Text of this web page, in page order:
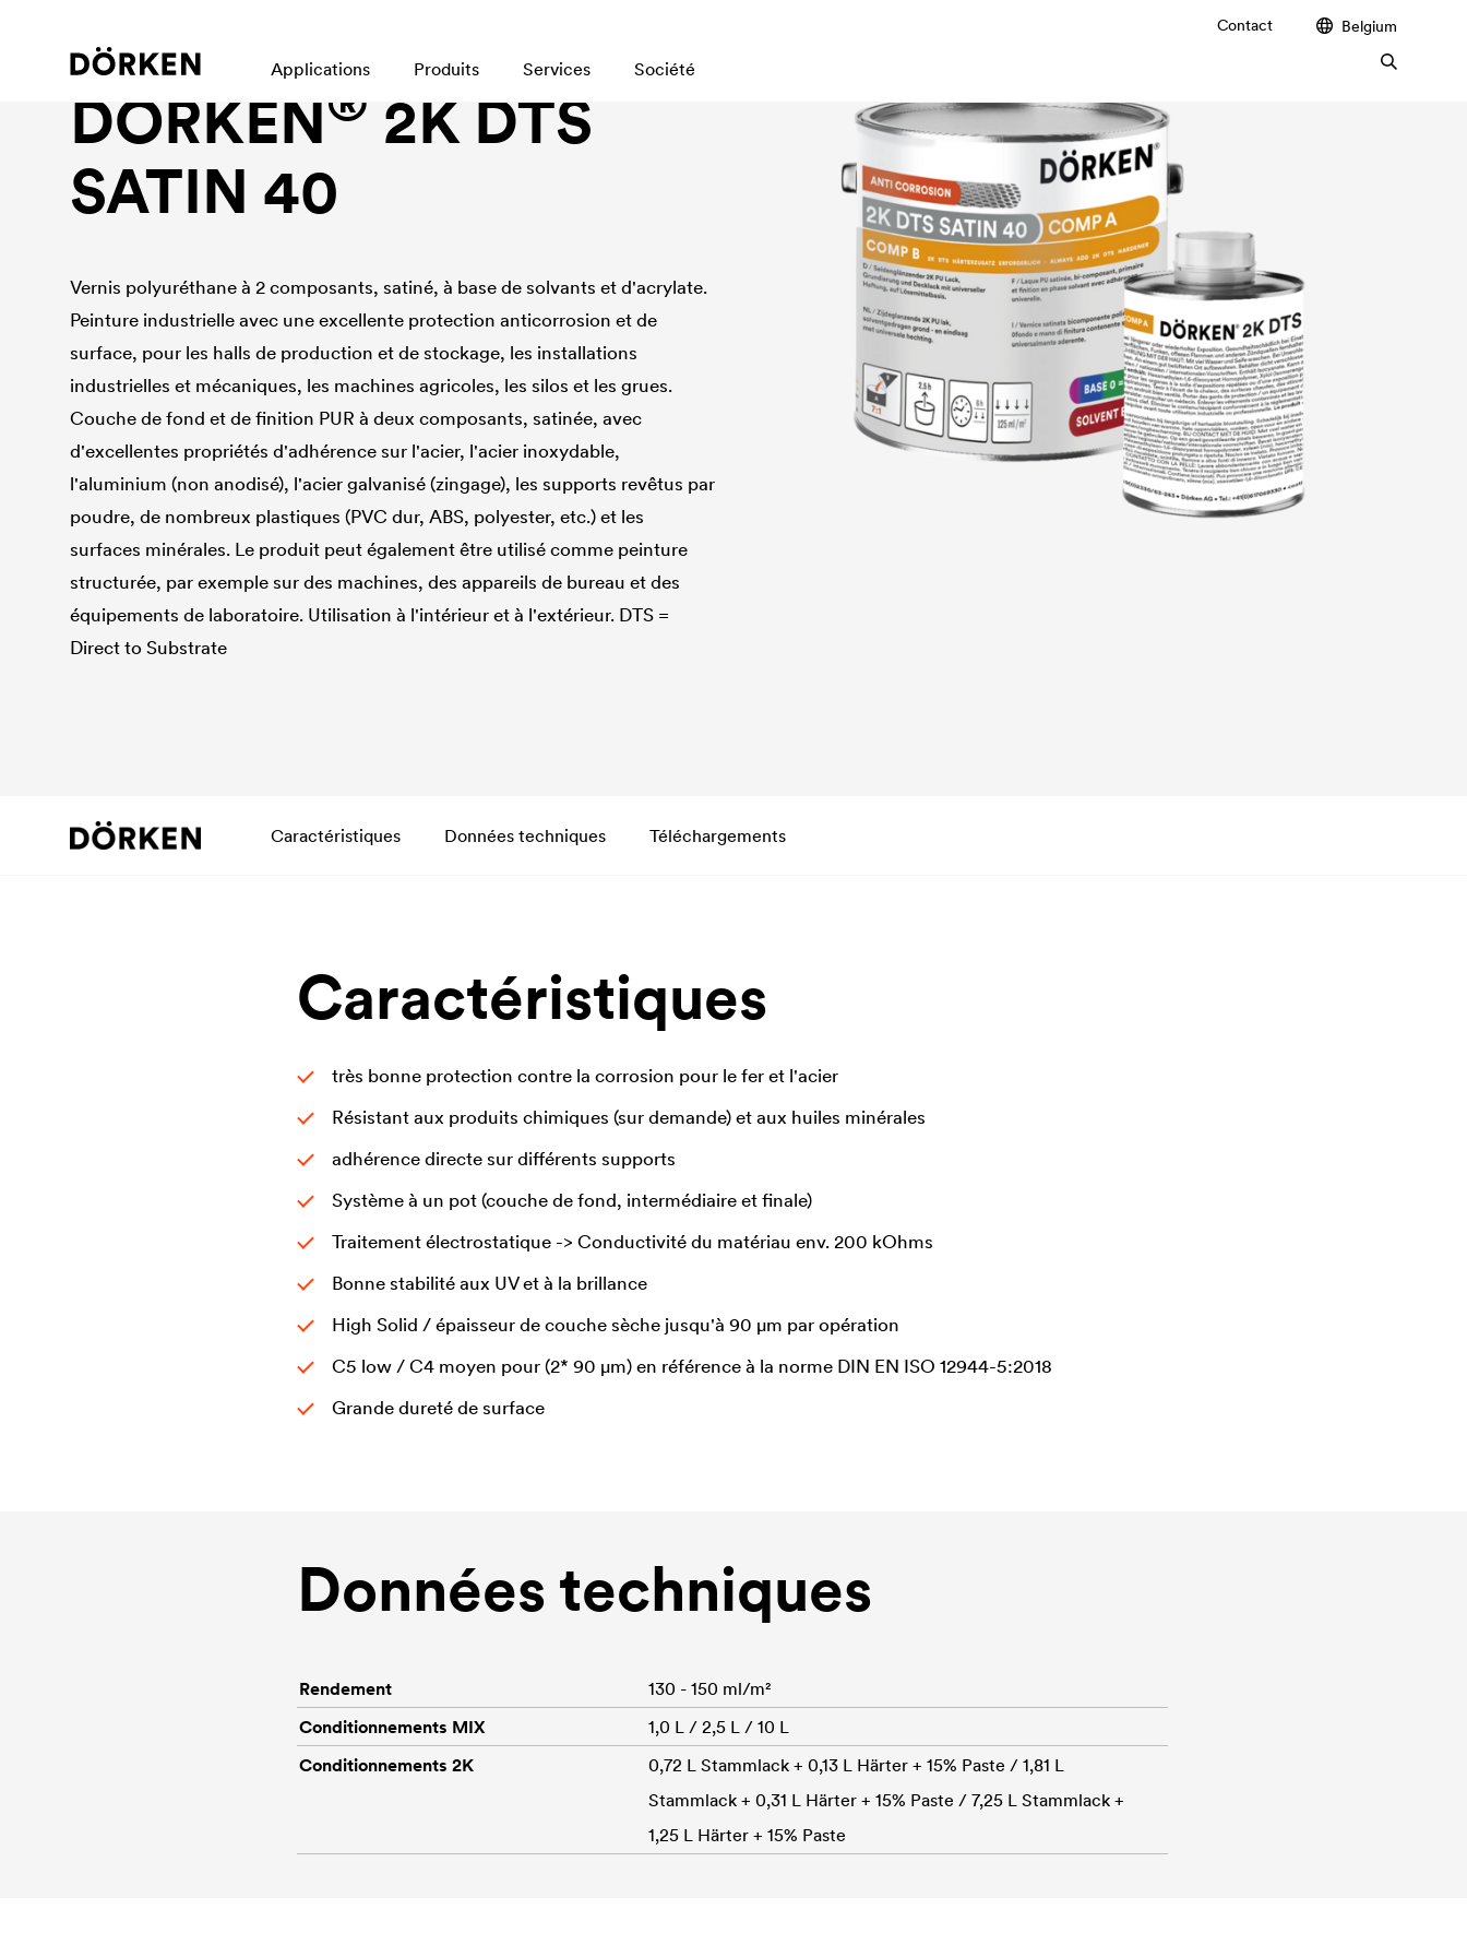
Contact Belgium
Applications Produits Services Société
Peintures anticorrosion
DÖRKEN® 2K DTS
SATIN 40
Vernis polyuréthane à 2 composants, satiné, à base de solvants et d'acrylate.
Peinture industrielle avec une excellente protection anticorrosion et de
surface, pour les halls de production et de stockage, les installations
industrielles et mécaniques, les machines agricoles, les silos et les grues.
Couche de fond et de finition PUR à deux composants, satinée, avec
d'excellentes propriétés d'adhérence sur l'acier, l'acier inoxydable,
l'aluminium (non anodisé), l'acier galvanisé (zingage), les supports revêtus par
poudre, de nombreux plastiques (PVC dur, ABS, polyester, etc.) et les
surfaces minérales. Le produit peut également être utilisé comme peinture
structurée, par exemple sur des machines, des appareils de bureau et des
équipements de laboratoire. Utilisation à l'intérieur et à l'extérieur. DTS =
Direct to Substrate
Caractéristiques Données techniques Téléchargements
Caractéristiques
très bonne protection contre la corrosion pour le fer et l'acier
Résistant aux produits chimiques (sur demande) et aux huiles minérales
adhérence directe sur différents supports
Système à un pot (couche de fond, intermédiaire et finale)
Traitement électrostatique -> Conductivité du matériau env. 200 kOhms
Bonne stabilité aux UV et à la brillance
High Solid / épaisseur de couche sèche jusqu'à 90 µm par opération
C5 low / C4 moyen pour (2* 90 µm) en référence à la norme DIN EN ISO 12944-5:2018
Grande dureté de surface
Données techniques
Rendement
130 - 150 ml/m²
Conditionnements MIX
1,0 L / 2,5 L / 10 L
Conditionnements 2K
0,72 L Stammlack + 0,13 L Härter + 15% Paste / 1,81 L
Stammlack + 0,31 L Härter + 15% Paste / 7,25 L Stammlack +
1,25 L Härter + 15% Paste